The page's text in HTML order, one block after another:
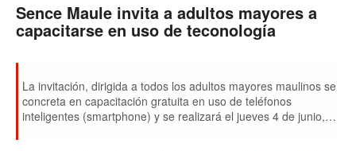
Sence Maule invita a adultos mayores a
capacitarse en uso de teconología
La invitación, dirigida a todos los adultos mayores maulinos se
concreta en capacitación gratuita en uso de teléfonos
inteligentes (smartphone) y se realizará el jueves 4 de junio, a